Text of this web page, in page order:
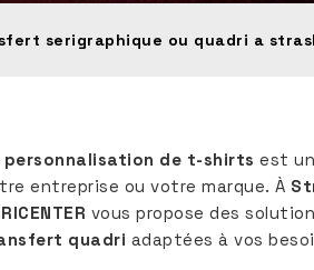
serigraphique ou quadri a
personnalisation de t-shirts est
entreprise ou votre marque. À
vous propose des
quadri adaptées à vos